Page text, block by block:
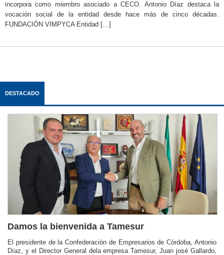
incorpora como miembro asociado a CECO. Antonio Díaz destaca la
vocación social de la entidad desde hace más de cinco décadas.
FUNDACIÓN VIMPYCA Entidad […]
DESTACADO
Damos la bienvenida a Tamesur
El presidente de la Confederación de Empresarios de Córdoba, Antonio
Díaz, y el Director General dela empresa Tamesur, Juan josé Gallardo,